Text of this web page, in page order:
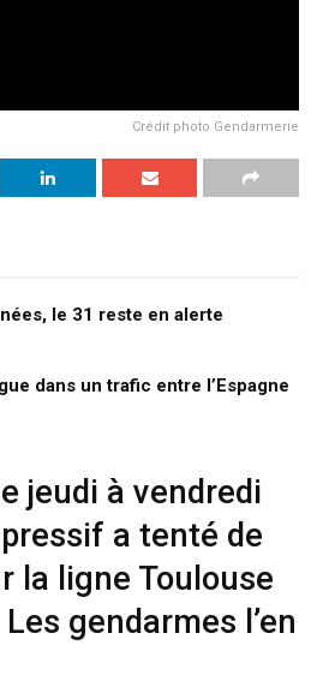
Crédit photo Gendarmerie
le 31 reste en alerte
dans un trafic entre l’Espagne
jeudi à vendredi
a tenté de
la ligne Toulouse
gendarmes l’en